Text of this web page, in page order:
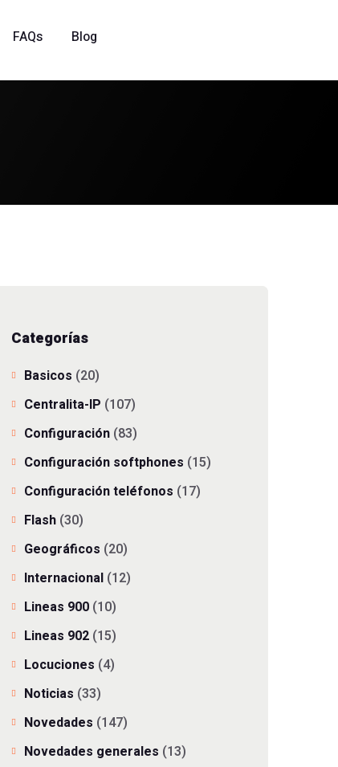
FAQs
Blog
Categorías
Basicos (20)
Centralita-IP (107)
Configuración (83)
Configuración softphones (15)
Configuración teléfonos (17)
Flash (30)
Geográficos (20)
Internacional (12)
Lineas 900 (10)
Lineas 902 (15)
Locuciones (4)
Noticias (33)
Novedades (147)
Novedades generales (13)